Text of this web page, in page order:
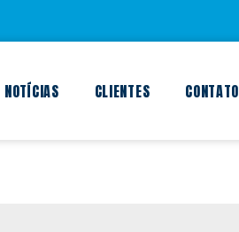
NOTÍCIAS CLIENTES CONTATO